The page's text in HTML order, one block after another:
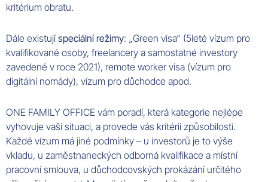
kritérium obratu.
Dále existujíspeciální režimy: „Green visa“ (5leté vízum pro
kvalifikované osoby, freelancery a samostatné investory
zavedené v roce 2021), remote worker visa (vízum pro
digitální nomády), vízum pro důchodce apod.
ONE FAMILY OFFICE vám poradí, která kategorie nejlépe
vyhovuje vaší situaci, a provede vás kritérii způsobilosti.
Každé vízum má jiné podmínky – u investorů je to výše
vkladu, u zaměstnaneckých odborná kvalifikace a místní
pracovní smlouva, u důchodcovských prokázání určitého